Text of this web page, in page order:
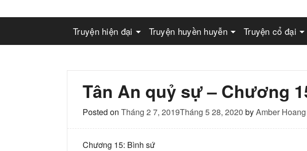
Truyện hiện đại Truyện huyền huyễn Truyện cổ đại
Tân An quỷ sự – Chương
Posted on Tháng 2 7, 2019Tháng 5 28, 2020 byAmber Hoang
Chương 15: Bình sứ